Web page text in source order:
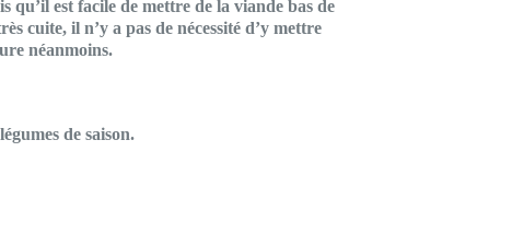
qu’il est facile de mettre de la viande bas de
cuite, il n’y a pas de nécessité d’y mettre
néanmoins.
de saison.